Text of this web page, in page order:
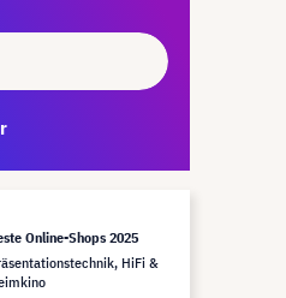
Online-Shops 2025
HiFi &